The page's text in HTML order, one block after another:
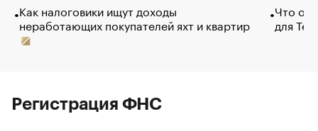
Как налоговики ищут доходы
неработающих покупателей яхт и квартир
Что
для
Регистрация ФНС